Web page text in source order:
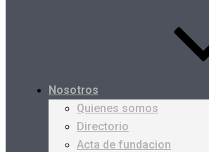
Nosotros
Quienes somos
Directorio
Acta de fundacion